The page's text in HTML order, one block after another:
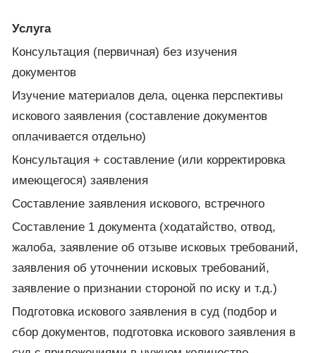
Услуга
Консультация (первичная) без изучения
документов
Изучение материалов дела, оценка перспективы
искового заявления (составление документов
оплачивается отдельно)
Консультация + составление (или корректировка
имеющегося) заявления
Составление заявления искового, встречного
Составление 1 документа (ходатайство, отвод,
жалоба, заявление об отзыве исковых требований,
заявления об уточнении исковых требований,
заявление о признании стороной по иску и т.д.)
Подготовка искового заявления в суд (подбор и
сбор документов, подготовка искового заявления в